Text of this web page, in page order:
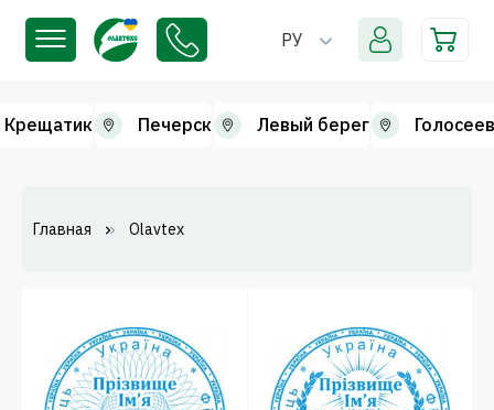
РУ
Крещатик Печерск Левый берег
Главная Olavtex